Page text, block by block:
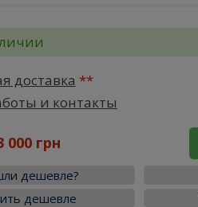
доставка
и контакты
000 грн
дешевле?
дешевле